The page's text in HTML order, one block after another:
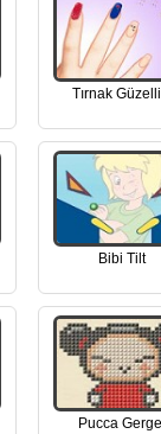
Tırnak
Bibi Tilt
Pucca